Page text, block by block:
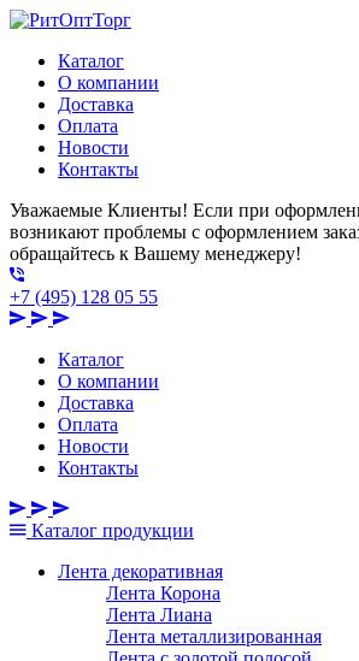
Каталог
О компании
Доставка
Оплата
Новости
Контакты
Уважаемые Клиенты! Если при
возникают проблемы с оформлением
обращайтесь к Вашему менеджеру!
+7 (495) 128 05 55
Каталог
О компании
Доставка
Оплата
Новости
Контакты
Каталог продукции
Лента декоративная
Лента Корона
Лента Лиана
Лента металлизированная